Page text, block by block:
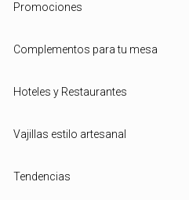
Promociones
Complementos para tu mesa
Hoteles y Restaurantes
Vajillas estilo artesanal
Tendencias